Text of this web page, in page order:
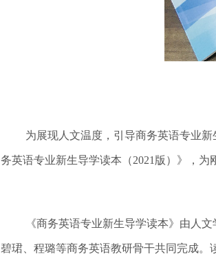
为展现人文温度，引导商务英语专业
务英语专业新生导学读本（2021版）》，
《商务英语专业新生导学读本》由人
碧珺、程璐等商务英语教研骨干共同完成